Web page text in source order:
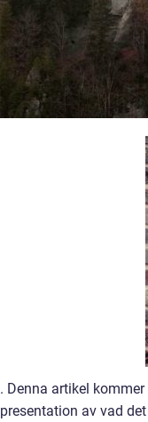
. Denna artikel
presentation av vad